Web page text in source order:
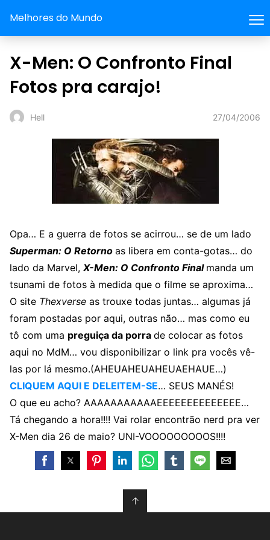
Melhores do Mundo
X-Men: O Confronto Final
Fotos pra carajo!
Hell 27/04/2006
Opa… E a guerra de fotos se acirrou… se de um lado
Superman: O Retorno as libera em conta-gotas… do
lado da Marvel, X-Men: O Confronto Final manda um
tsunami de fotos à medida que o filme se aproxima…
O site Thexverse as trouxe todas juntas… algumas já
foram postadas por aqui, outras não… mas como eu
tô com uma preguiça da porra de colocar as fotos
aqui no MdM… vou disponibilizar o link pra vocês vê-
las por lá mesmo.(AHEUAHEUAHEUAEHAUE…)
CLIQUEM AQUI E DELEITEM-SE… SEUS MANÉS!
O que eu acho? AAAAAAAAAAAEEEEEEEEEEEEEE…
Tá chegando a hora!!!! Vai rolar encontrão nerd pra ver
X-Men dia 26 de maio? UNI-VOOOOOOOOOS!!!!
↑